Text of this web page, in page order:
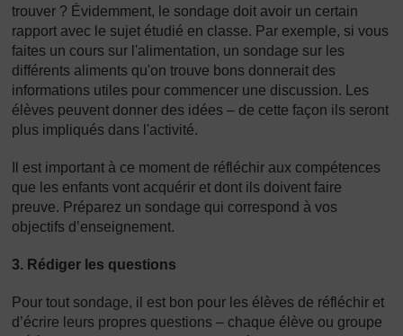
trouver ? Évidemment, le sondage doit avoir un certain
rapport avec le sujet étudié en classe. Par exemple, si vous
faites un cours sur l'alimentation, un sondage sur les
différents aliments qu'on trouve bons donnerait des
informations utiles pour commencer une discussion. Les
élèves peuvent donner des idées – de cette façon ils seront
plus impliqués dans l'activité.
Il est important à ce moment de réfléchir aux compétences
que les enfants vont acquérir et dont ils doivent faire
preuve. Préparez un sondage qui correspond à vos
objectifs d’enseignement.
3. Rédiger les questions
Pour tout sondage, il est bon pour les élèves de réfléchir et
d’écrire leurs propres questions – chaque élève ou groupe